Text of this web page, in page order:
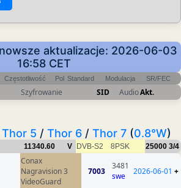
aktualizacje: 2026-06-03
16:58 CET
Częstotliwość Pol Standard Modulacja SR/FEC
Szyfrowanie SID AudioAkt.
Thor 5 / Thor 6 / Thor 7 (0.8°W)
11340.60 V DVB-S2 8PSK 25000 3/4
Conax
Nagravision 3
VideoGuard
7003
3481
swe
2026-06-01 +